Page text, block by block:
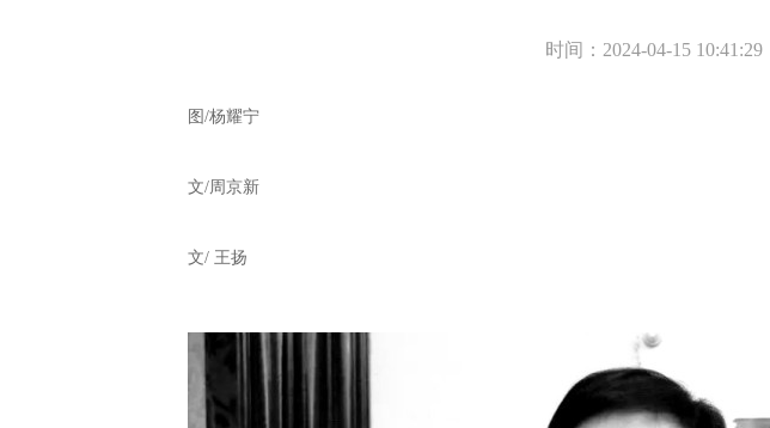
时间：2024-04-15 10:41:29
图/杨耀宁
文/周京新
文/ 王扬